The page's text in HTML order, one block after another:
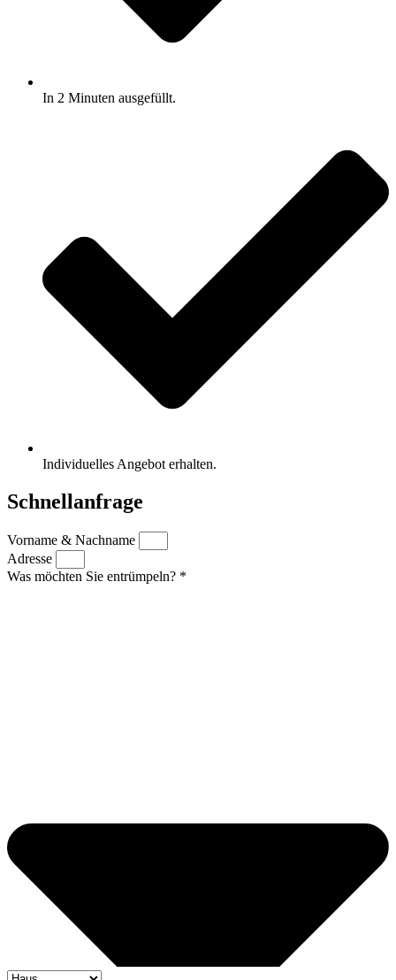
In 2 Minuten ausgefüllt.
Individuelles Angebot erhalten.
Schnellanfrage
Vorname & Nachname
Adresse
Was möchten Sie entrümpeln? *